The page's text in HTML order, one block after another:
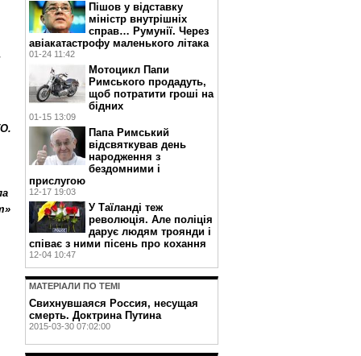
Пішов у відставку
міністр внутрішніх
справ… Румунії. Через
авіакатастрофу маленького літака
01-24 11:42
Мотоцикл Папи
Римського продадуть,
щоб потратити гроші на
бідних
01-15 13:09
Папа Римський
відсвяткував день
народження з
бездомними і
прислугою
12-17 19:03
У Таїланді теж
революція. Але поліція
дарує людям троянди і
співає з ними пісень про кохання
12-04 10:47
МАТЕРIАЛИ ПО ТЕМI
Свихнувшаяся Россия, несущая
смерть. Доктрина Путина
2015-03-30 07:02:00